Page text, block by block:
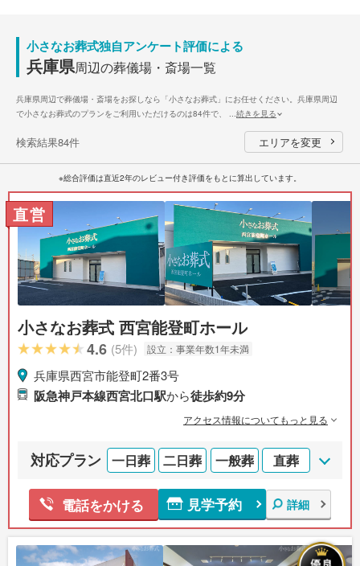
小さなお葬式独自アンケート評価による
兵庫県周辺の葬儀場・斎場一覧
兵庫県周辺で葬儀場・斎場をお探しなら「小さなお葬式」にお任せください。兵庫県周辺
で小さなお葬式のプランをご利用いただけるのは84件で、 ...続きを見る
検索結果84件 エリアを変更
※総合評価は直近2年のレビュー付き評価をもとに算出しています。
直営
小さなお葬式 西宮能登町ホール
4.6 (5件) 設立： 事業年数1年未満
兵庫県西宮市能登町2番3号
阪急神戸本線西宮北口駅から徒歩約9分
アクセス情報についてもっと見る
対応プラン 一日葬 二日葬 一般葬 直葬
電話をかける 見学予約 詳細